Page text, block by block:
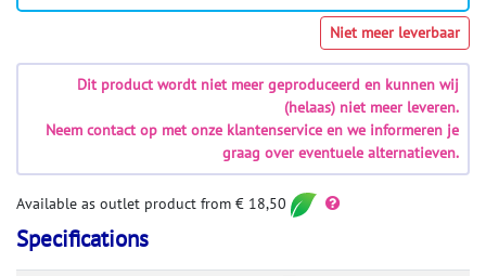
Niet meer leverbaar
Dit product wordt niet meer geproduceerd en kunnen wij
(helaas) niet meer leveren.
Neem contact op met onze klantenservice en we informeren je
graag over eventuele alternatieven.
Available as outlet product from € 18,50
Specifications